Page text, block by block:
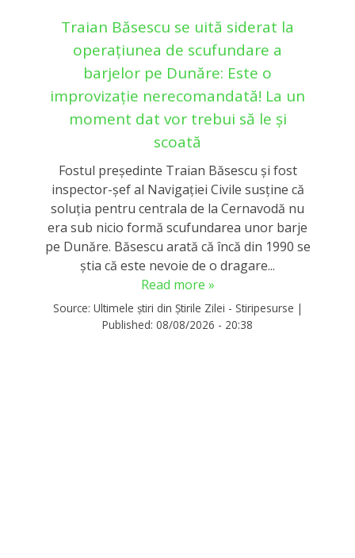
Traian Băsescu se uită siderat la
operațiunea de scufundare a
barjelor pe Dunăre: Este o
improvizație nerecomandată! La un
moment dat vor trebui să le și
scoată
Fostul președinte Traian Băsescu și fost
inspector-șef al Navigației Civile susține că
soluția pentru centrala de la Cernavodă nu
era sub nicio formă scufundarea unor barje
pe Dunăre. Băsescu arată că încă din 1990 se
știa că este nevoie de o dragare...
Read more »
Source: Ultimele știri din Știrile Zilei - Stiripesurse |
Published: 08/08/2026 - 20:38